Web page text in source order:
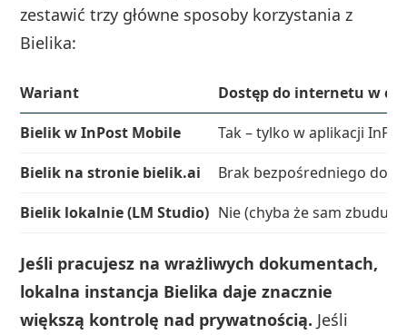
zestawić trzy główne sposoby korzystania z
Bielika:
Wariant
Dostęp do internetu w
Bielik w InPost Mobile
Tak – tylko w aplikacji
Bielik na stronie bielik.ai
Brak bezpośredniego
Bielik lokalnie (LM Studio) Nie (chyba że sam
Jeśli pracujesz na wrażliwych dokumentach,
lokalna instancja Bielika daje znacznie
większą kontrolę nad prywatnością. Jeśli